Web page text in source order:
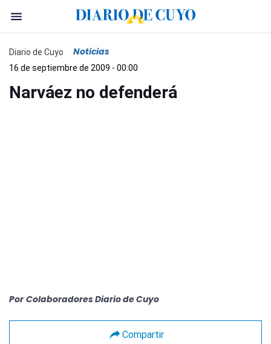
Diario de Cuyo Noticias
16 de septiembre de 2009 - 00:00
Narváez no defenderá
Por Colaboradores Diario de Cuyo
Compartir